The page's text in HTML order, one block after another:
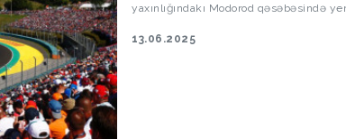
yaxınlığındakı Modorod qəsəbəsində
13.06.2025